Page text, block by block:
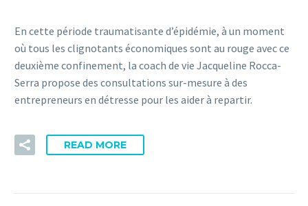
En cette période traumatisante d’épidémie, à un moment
où tous les clignotants économiques sont au rouge avec ce
deuxième confinement, la coach de vie Jacqueline Rocca-
Serra propose des consultations sur-mesure à des
entrepreneurs en détresse pour les aider à repartir.
READ MORE